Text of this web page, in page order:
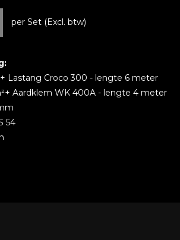
per Set (Excl. btw)
Lastang Croco 300 - lengte 6 meter
Aardklem WK 400A - lengte 4 meter
54